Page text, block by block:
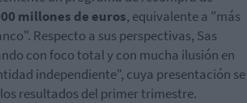
millones de euros, equivalente a "más
Respecto a sus perspectivas, Sas
con foco total y con mucha ilusión en
independiente", cuya presentación se
resultados del primer trimestre.